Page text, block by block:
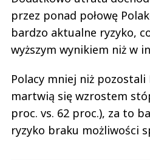
przez ponad połowę
bardzo aktualne ryzyko,
wyższym wynikiem niż w
Polacy mniej niż pozostali
martwią się wzrostem
proc. vs. 62 proc.), za to
ryzyko braku możliwości